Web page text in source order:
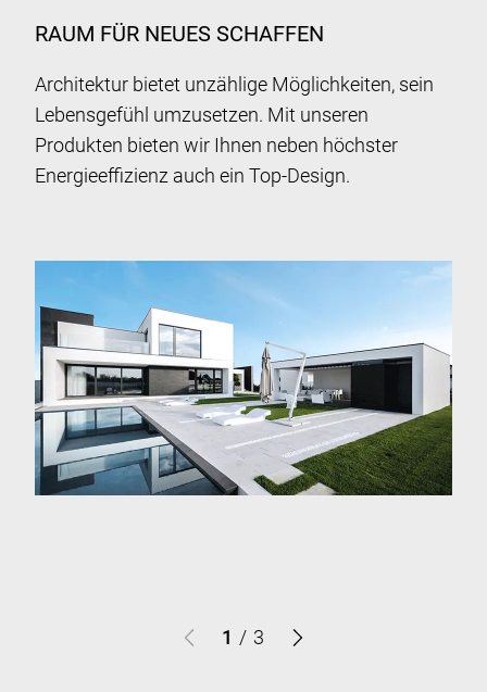
RAUM FÜR NEUES SCHAFFEN
Architektur bietet unzählige Möglichkeiten, sein
Lebensgefühl umzusetzen. Mit unseren
Produkten bieten wir Ihnen neben höchster
Energieeffizienz auch ein Top-Design.
1 / 3